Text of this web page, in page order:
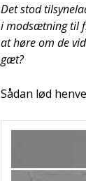
Det stod
i mod­sæt­ning til
at høre om de
gæt?
Sådan lød